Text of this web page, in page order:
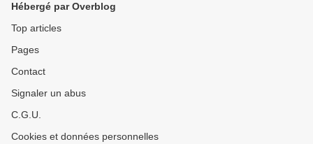
Hébergé par Overblog
Top articles
Pages
Contact
Signaler un abus
C.G.U.
Cookies et données personnelles